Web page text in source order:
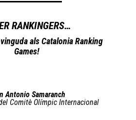
RANKINGERS…
als Catalonia Ranking
Games!
Antonio Samaranch
Comitè Olímpic Internacional